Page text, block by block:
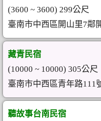
(3600 ~ 3600) 299公尺
臺南市中西區開山里7鄰
藏青民宿
(10000 ~ 10000) 305公尺
臺南市中西區青年路111
聽故事台南民宿